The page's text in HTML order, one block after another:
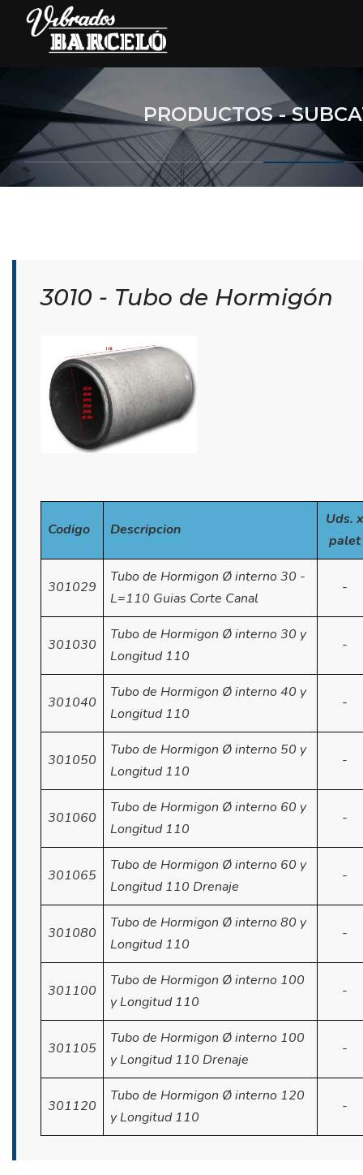
PRODUCTOS -
3010 - Tubo de Hormigón
Codigo Descripcion
Uds. x
palet
301029
Tubo de Hormigon Ø interno 30 -
L=110 Guias Corte Canal
-
301030
Tubo de Hormigon Ø interno 30 y
Longitud 110
-
301040
Tubo de Hormigon Ø interno 40 y
Longitud 110
-
301050
Tubo de Hormigon Ø interno 50 y
Longitud 110
-
301060
Tubo de Hormigon Ø interno 60 y
Longitud 110
-
301065
Tubo de Hormigon Ø interno 60 y
Longitud 110 Drenaje
-
301080
Tubo de Hormigon Ø interno 80 y
Longitud 110
-
301100
Tubo de Hormigon Ø interno 100
y Longitud 110
-
301105
Tubo de Hormigon Ø interno 100
y Longitud 110 Drenaje
-
301120
Tubo de Hormigon Ø interno 120
y Longitud 110
-